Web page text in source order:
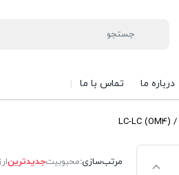
درباره ما تماس با ما
/ LC-LC (OM4)
مرتب‌سازی:محبوبیتجدیدترین